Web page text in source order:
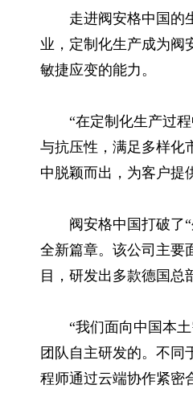
走进阀安格中国的
业，定制化生产成为阀
敏捷应变的能力。
“在定制化生产过
与抗压性，满足多样化
中脱颖而出，为客户提
阀安格中国打破了
全新篇章。该公司主要
目，研发出多款德国总
“我们面向中国本
团队自主研发的。不同
程师通过云端协作紧密